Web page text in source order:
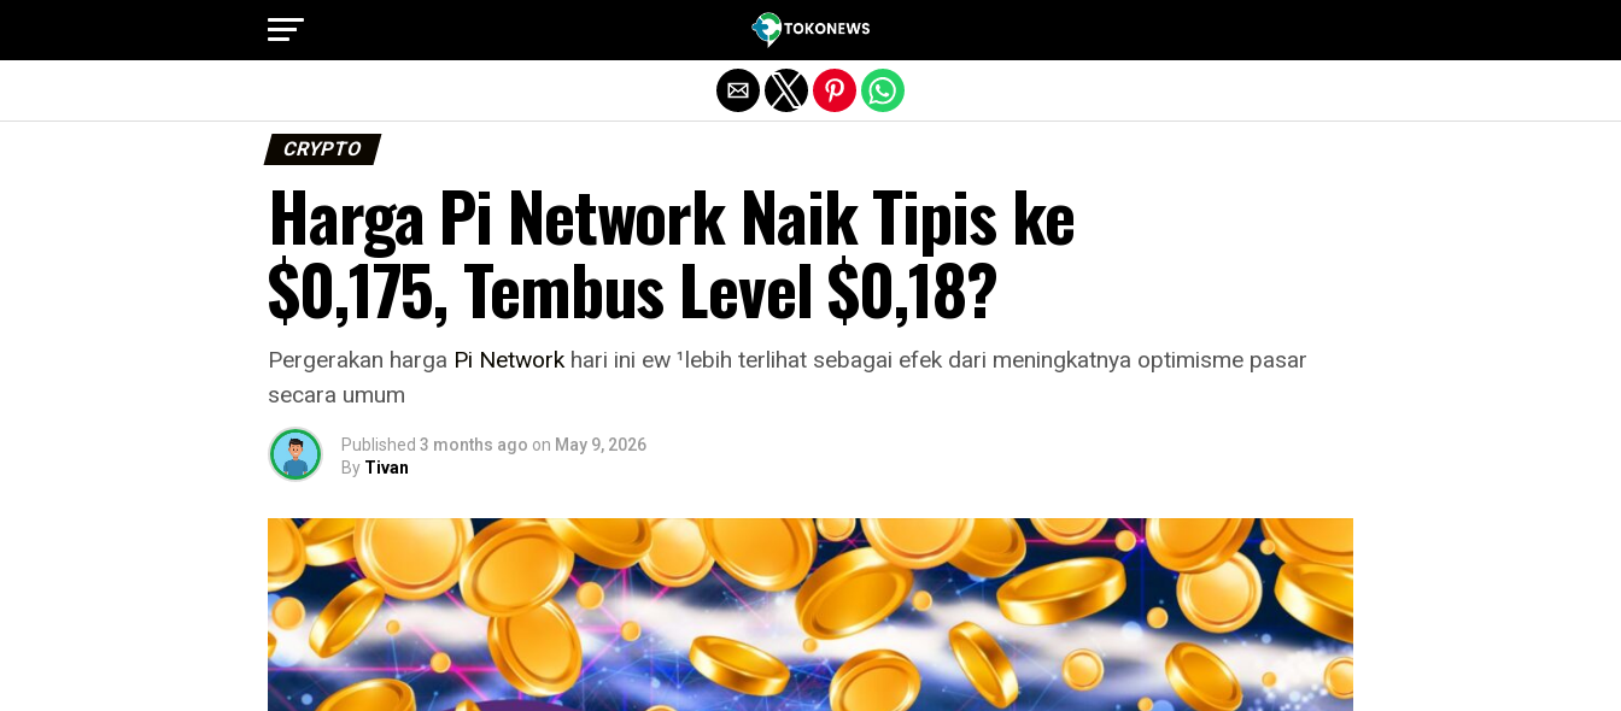
CRYPTO
Harga Pi Network Naik Tipis ke
$0,175, Tembus Level $0,18?
Pergerakan harga Pi Networkhari ini ew ¹lebih terlihat sebagai efek dari meningkatnya optimisme pasar
secara umum
Published 3 months ago on May 9, 2026
By Tivan
Exit mobile version